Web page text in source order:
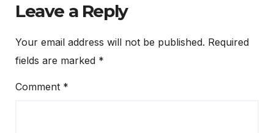
Leave a Reply
Your email address will not be published. Required
fields are marked *
Comment *